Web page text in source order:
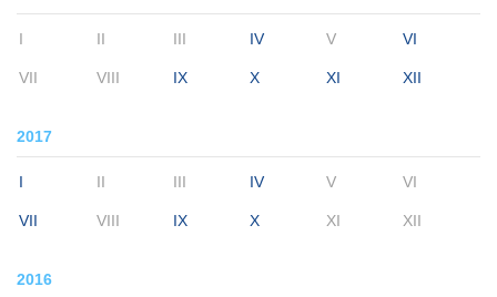
I II III IV V VI
VII VIII IX X XI XII
2017
I II III IV V VI
VII VIII IX X XI XII
2016